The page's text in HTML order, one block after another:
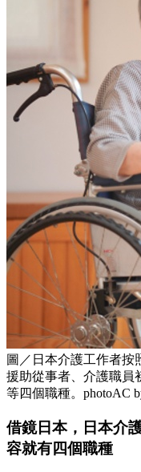
圖／日本介護工作者按
援助從事者、介護職員
等四個職種。photoAC
借鏡日本，日本介
容就有四個職種